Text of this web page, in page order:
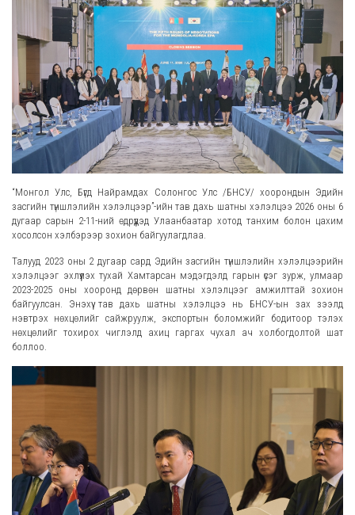
“Монгол Улс, Бүгд Найрамдах Солонгос Улс /БНСУ/ хоорондын Эдийн
засгийн түншлэлийн хэлэлцээр”-ийн тав дахь шатны хэлэлцээ 2026 оны 6
дугаар сарын 2-11-ний өдрүүдэд Улаанбаатар хотод танхим болон цахим
хосолсон хэлбэрээр зохион байгуулагдлаа.
Талууд 2023 оны 2 дугаар сард Эдийн засгийн түншлэлийн хэлэлцээрийн
хэлэлцээг эхлүүлэх тухай Хамтарсан мэдэгдэлд гарын үсэг зурж, улмаар
2023-2025 оны хооронд дөрвөн шатны хэлэлцээг амжилттай зохион
байгуулсан. Энэхүү тав дахь шатны хэлэлцээ нь БНСУ-ын зах зээлд
нэвтрэх нөхцөлийг сайжруулж, экспортын боломжийг бодитоор тэлэх
нөхцөлийг тохирох чиглэлд ахиц гаргах чухал ач холбогдолтой шат
боллоо.